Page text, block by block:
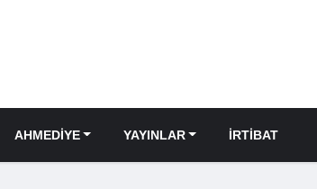
AHMEDIYE YAYINLAR İRTIBAT